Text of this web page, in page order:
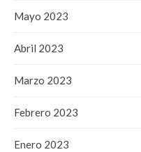
Mayo 2023
Abril 2023
Marzo 2023
Febrero 2023
Enero 2023